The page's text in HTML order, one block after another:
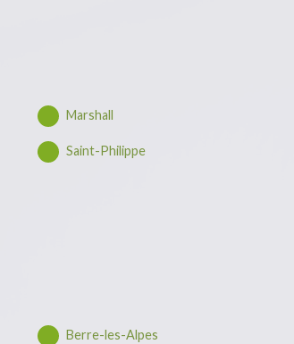
Marshall
Saint-Philippe
Berre-les-Alpes